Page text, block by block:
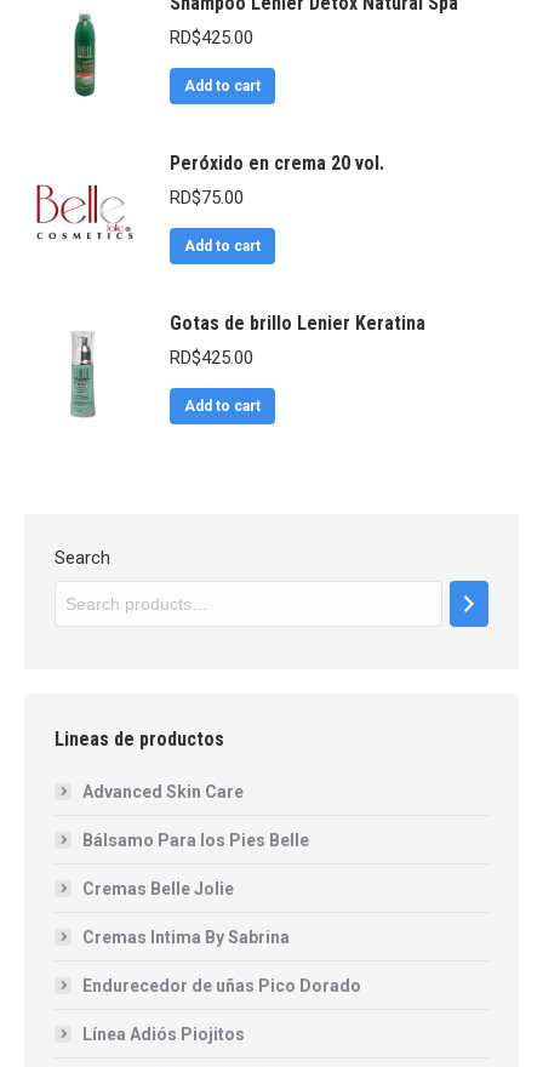
RD$425.00
Add to cart
Peróxido en crema 20 vol.
RD$75.00
Add to cart
Gotas de brillo Lenier Keratina
RD$425.00
Add to cart
Search
Lineas de productos
Advanced Skin Care
Bálsamo Para los Pies Belle
Cremas Belle Jolie
Cremas Intima By Sabrina
Endurecedor de uñas Pico Dorado
Línea Adiós Piojitos